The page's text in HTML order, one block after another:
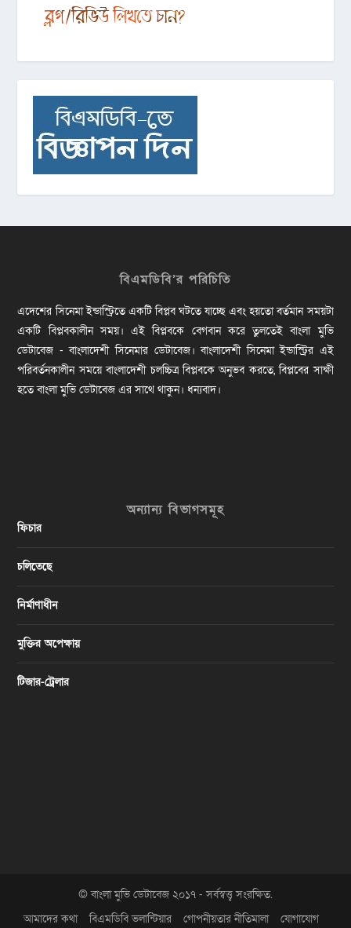
বিএমডিবি’র পরিচিতি
এদেশের সিনেমা ইন্ডাস্ট্রিতে একটি বিপ্লব ঘটতে যাচ্ছে এবং হয়তো বর্তমান সময়টা
একটি বিপ্লবকালীন সময়। এই বিপ্লবকে বেগবান করে তুলতেই বাংলা মুভি
ডেটাবেজ - বাংলাদেশী সিনেমার ডেটাবেজ। বাংলাদেশী সিনেমা ইন্ডাস্ট্রির এই
পরিবর্তনকালীন সময়ে বাংলাদেশী চলচ্চিত্র বিপ্লবকে অনুভব করতে, বিপ্লবের সাক্ষী
হতে বাংলা মুভি ডেটাবেজ এর সাথে থাকুন। ধন্যবাদ।
অন্যান্য বিভাগসমূহ
ফিচার
চলিতেছে
নির্মাণাধীন
মুক্তির অপেক্ষায়
টিজার-ট্রেলার
© বাংলা মুভি ডেটাবেজ ২০১৭ - সর্বস্বত্ত্ব সংরক্ষিত.
আমাদের কথা
বিএমডিবি ভলান্টিয়ার গোপনীয়তার নীতিমালা যোগাযোগ